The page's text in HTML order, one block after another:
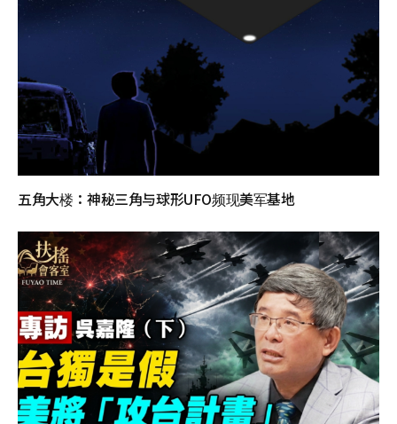
五角大楼：神秘三角与球形UFO频现美军基地